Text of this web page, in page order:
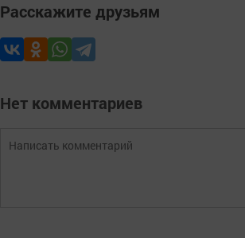
Расскажите друзьям
Нет комментариев